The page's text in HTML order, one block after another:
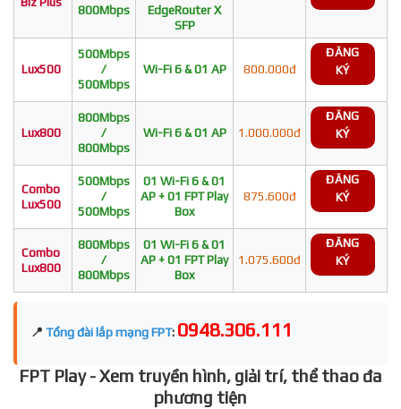
800Mbps
EdgeRouter X
SFP
Lux500
500Mbps
/
500Mbps
Wi-Fi 6 & 01 AP 800.000đ
ĐĂNG
KÝ
Lux800
800Mbps
/
800Mbps
Wi-Fi 6 & 01 AP 1.000.000đ
ĐĂNG
KÝ
Combo
Lux500
500Mbps
/
500Mbps
01 Wi-Fi 6 & 01
AP + 01 FPT Play
Box
875.600đ
ĐĂNG
KÝ
Combo
Lux800
800Mbps
/
800Mbps
01 Wi-Fi 6 & 01
AP + 01 FPT Play
Box
1.075.600đ
ĐĂNG
KÝ
📍 Tổng đài lắp mạng FPT: 0948.306.111
FPT Play - Xem truyền hình, giải trí, thể thao đa
phương tiện